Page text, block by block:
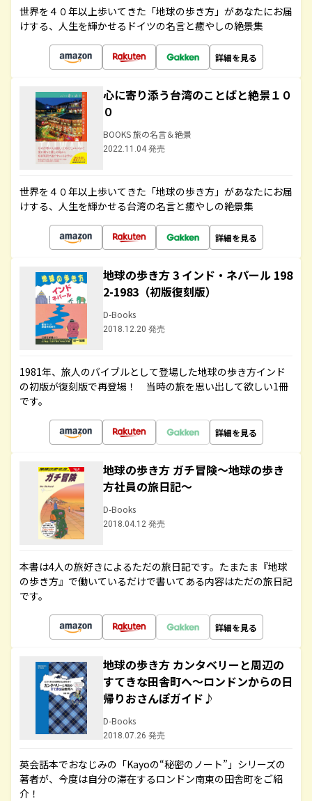
世界を４０年以上歩いてきた「地球の歩き方」があなたにお届
けする、人生を輝かせるドイツの名言と癒やしの絶景集
詳細を見る
心に寄り添う台湾のことばと絶景１０
０
BOOKS 旅の名言＆絶景
2022.11.04 発売
世界を４０年以上歩いてきた「地球の歩き方」があなたにお届
けする、人生を輝かせる台湾の名言と癒やしの絶景集
詳細を見る
地球の歩き方 3 インド・ネパール 198
2-1983（初版復刻版）
D-Books
2018.12.20 発売
1981年、旅人のバイブルとして登場した地球の歩き方インド
の初版が復刻版で再登場！ 当時の旅を思い出して欲しい1冊
です。
詳細を見る
地球の歩き方 ガチ冒険～地球の歩き
方社員の旅日記～
D-Books
2018.04.12 発売
本書は4人の旅好きによるただの旅日記です。たまたま『地球
の歩き方』で働いているだけで書いてある内容はただの旅日記
です。
詳細を見る
地球の歩き方 カンタベリーと周辺の
すてきな田舎町へ～ロンドンからの日
帰りおさんぽガイド♪
D-Books
2018.07.26 発売
英会話本でおなじみの「Kayoの“秘密のノート”」シリーズの
著者が、今度は自分の滞在するロンドン南東の田舎町をご紹
介！